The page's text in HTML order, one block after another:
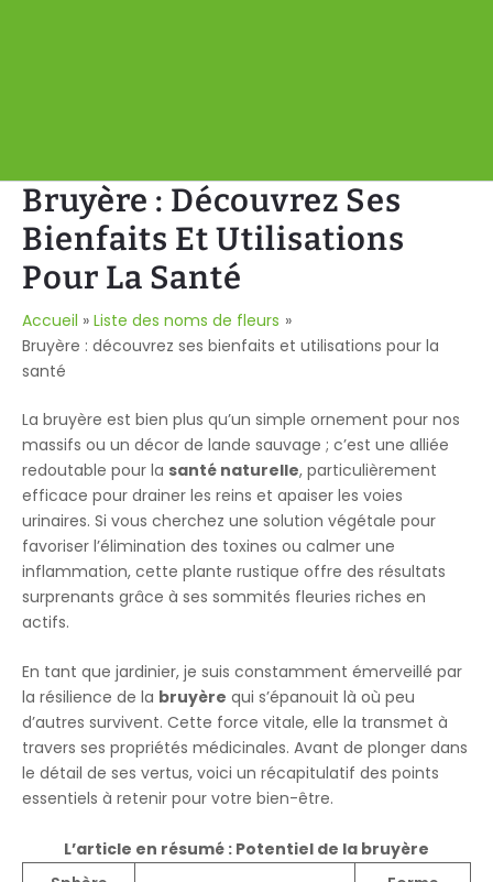
Bruyère : Découvrez Ses
Bienfaits Et Utilisations
Pour La Santé
Accueil
Liste des noms de fleurs
Bruyère : découvrez ses bienfaits et utilisations pour la
santé
La bruyère est bien plus qu’un simple ornement pour nos
massifs ou un décor de lande sauvage ; c’est une alliée
redoutable pour la santé naturelle, particulièrement
efficace pour drainer les reins et apaiser les voies
urinaires. Si vous cherchez une solution végétale pour
favoriser l’élimination des toxines ou calmer une
inflammation, cette plante rustique offre des résultats
surprenants grâce à ses sommités fleuries riches en
actifs.
En tant que jardinier, je suis constamment émerveillé par
la résilience de la bruyère qui s’épanouit là où peu
d’autres survivent. Cette force vitale, elle la transmet à
travers ses propriétés médicinales. Avant de plonger dans
le détail de ses vertus, voici un récapitulatif des points
essentiels à retenir pour votre bien-être.
L’article en résumé : Potentiel de la bruyère